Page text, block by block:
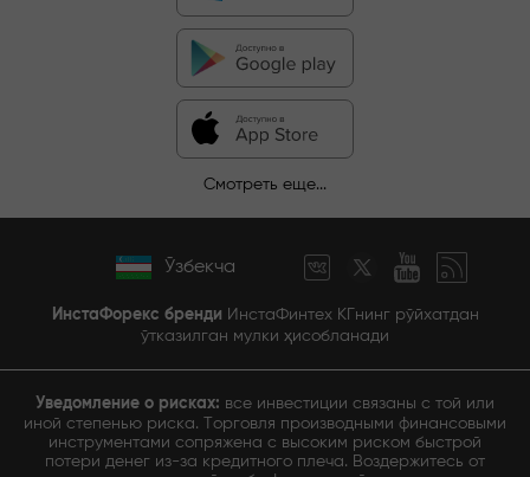
Смотреть еще...
Ўзбекча
ИнстаФорекс бренди ИнстаФинтех КГнинг рўйхатдан
ўтказилган мулки ҳисобланади
Уведомление о рисках: все инвестиции связаны с той или
иной степенью риска. Торговля производными финансовыми
инструментами сопряжена с высоким риском быстрой
потери денег из-за кредитного плеча. Воздержитесь от